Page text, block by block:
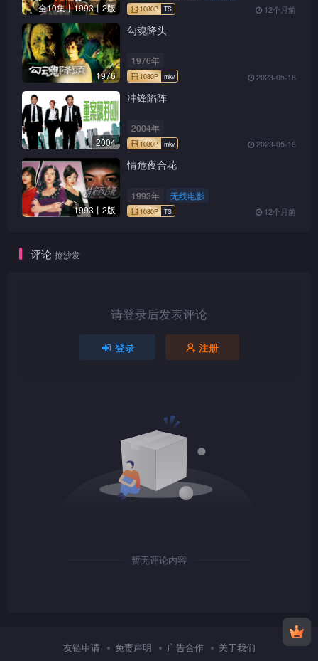
1080P
1080P
全10集丨1993丨2版
1080P
12个月前
1976
勾魂降头
1976年
2023-05-18
2004
冲锋陷阵
2004年
2023-05-18
1993丨2版
情危夜合花
1993年 无线电影
12个月前
评论 抢沙发
请登录后发表评论
登录 注册
暂无评论内容
友链申请 免责声明 广告合作 关于我们